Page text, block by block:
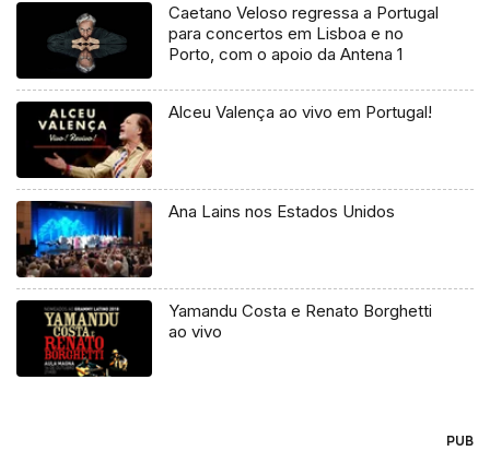
Caetano Veloso regressa a Portugal
para concertos em Lisboa e no
Porto, com o apoio da Antena 1
Alceu Valença ao vivo em Portugal!
Ana Lains nos Estados Unidos
Yamandu Costa e Renato Borghetti
ao vivo
PUB